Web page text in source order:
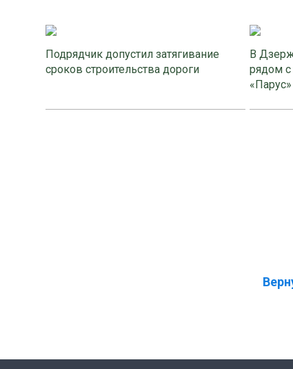
Подрядчик допустил затягивание
сроков строительства дороги
В
рядом с
«Парус»